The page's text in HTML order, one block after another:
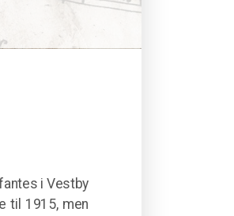
i Vestby
til 1915, men